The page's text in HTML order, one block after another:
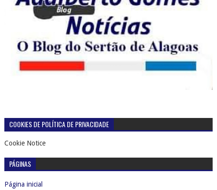
COOKIES DE POLÍTICA DE PRIVACIDADE
Cookie Notice
PÁGINAS
Página inicial